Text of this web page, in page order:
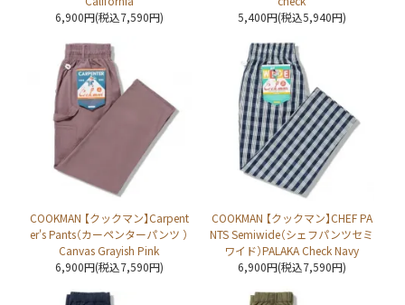
6,900円(税込7,590円)
5,400円(税込5,940円)
COOKMAN 【クックマン】Carpent
er's Pants（カーペンターパンツ ）
Canvas Grayish Pink
6,900円(税込7,590円)
COOKMAN 【クックマン】CHEF PA
NTS Semiwide（シェフパンツセミ
ワイド）PALAKA Check Navy
6,900円(税込7,590円)